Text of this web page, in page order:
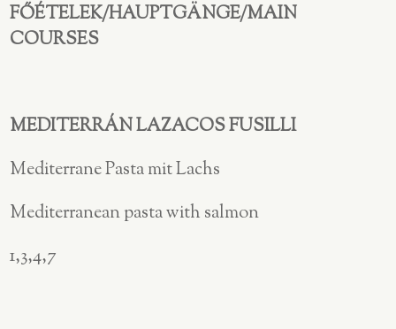
FŐÉTELEK/HAUPTGÄNGE/MAIN
COURSES
MEDITERRÁN LAZACOS FUSILLI
Mediterrane Pasta mit Lachs
Mediterranean pasta with salmon
1,3,4,7